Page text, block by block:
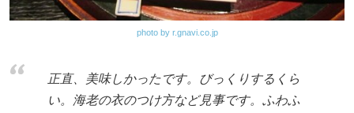
photo by r.gnavi.co.jp
正直、美味しかったです。びっくりするくら
い。海老の衣のつけ方など見事です。ふわふ